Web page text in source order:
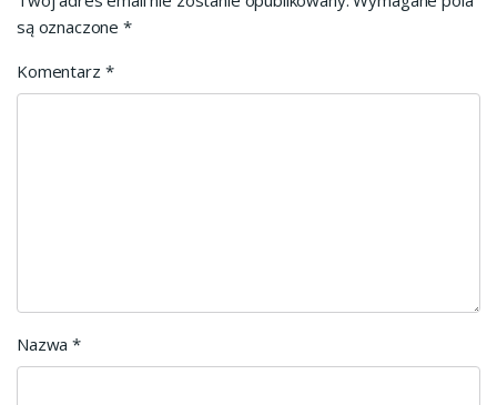
są oznaczone*
Komentarz *
Nazwa*